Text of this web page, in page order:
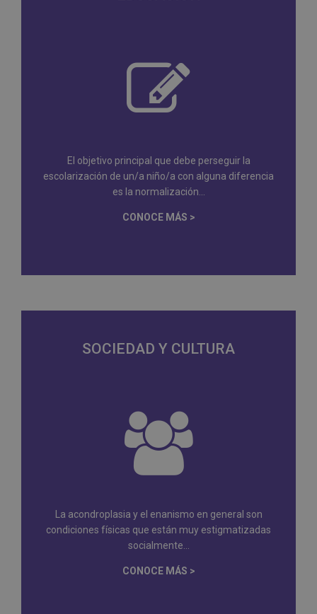
El objetivo principal que debe perseguir la
escolarización de un/a niño/a con alguna diferencia
es la normalización...
CONOCE MÁS >
SOCIEDAD Y CULTURA
La acondroplasia y el enanismo en general son
condiciones físicas que están muy estigmatizadas
socialmente...
CONOCE MÁS >